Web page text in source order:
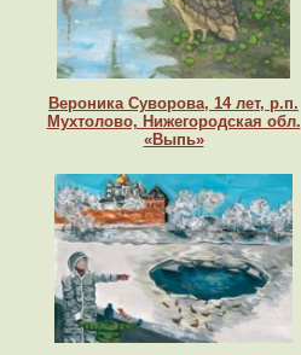
Вероника Суворова, 14 лет, р.п.
Мухтолово, Нижегородская обл.
«Выпь»